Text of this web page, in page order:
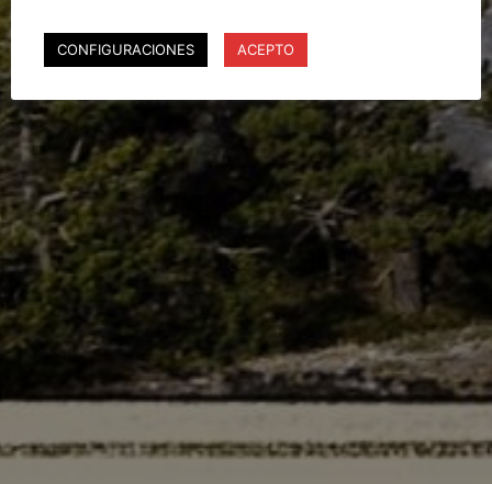
CONFIGURACIONES ACEPTO